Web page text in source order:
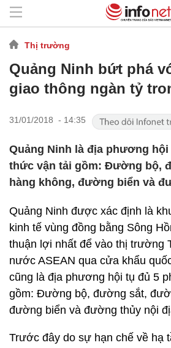
Thị trường
Quảng Ninh bứt phá
giao thông ngàn tỷ
31/01/2018 - 14:35
Quảng Ninh là địa phương
thức vận tải gồm: Đường bộ,
hàng không, đường biển và
Quảng Ninh được xác định là
kinh tế vùng đồng bằng Sông
thuận lợi nhất để vào thị trường
nước ASEAN qua cửa khẩu
cũng là địa phương hội tụ đủ 5
gồm: Đường bộ, đường sắt,
đường biển và đường thủy nội
Trước đây do sự hạn chế về hạ